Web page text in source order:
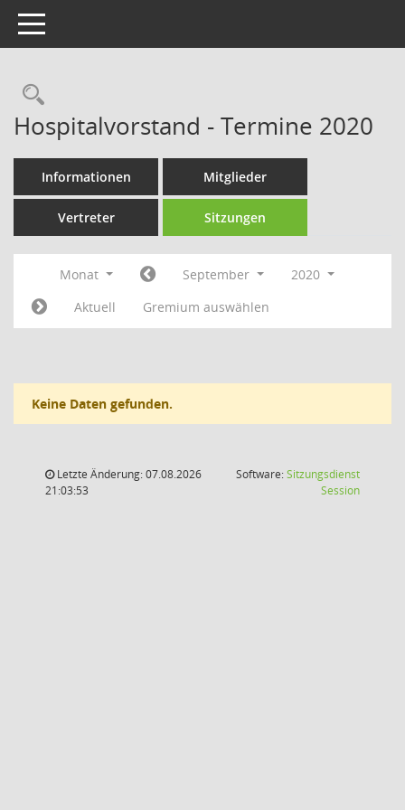
Toggle navigation
Rechercheauswahl
Hospitalvorstand - Termine 2020
Informationen Mitglieder
Vertreter Sitzungen
Monat September
2020
Aktuell
Gremium auswählen
Keine Daten gefunden.
Letzte Änderung: 07.08.2026
21:03:53
Software:Sitzungsdienst
Session(Wird in